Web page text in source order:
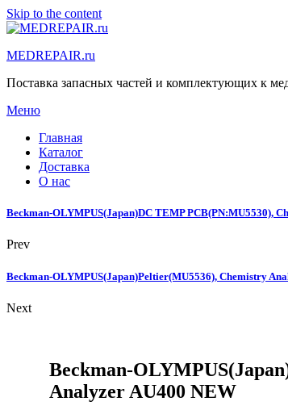
Skip to the content
MEDREPAIR.ru
Поставка запасных частей и комплектующих к
Меню
Главная
Каталог
Доставка
О нас
Beckman-OLYMPUS(Japan)DC TEMP PCB(PN:MU5530),
Prev
Beckman-OLYMPUS(Japan)Peltier(MU5536), Chemistry
Next
Beckman-
Analyzer AU400 NEW